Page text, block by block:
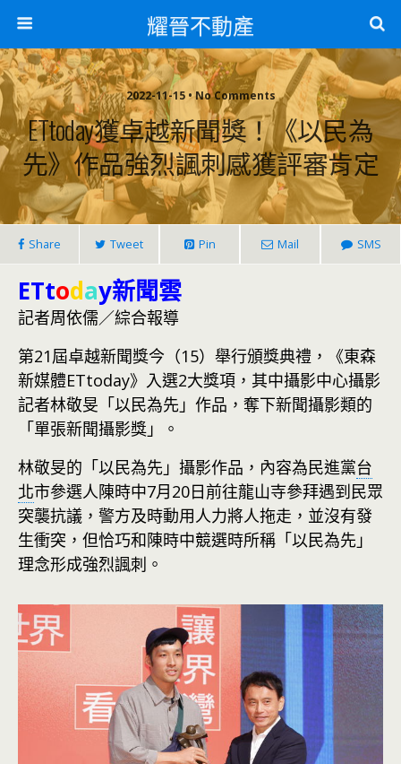
耀晉不動產
2022-11-15 • No Comments
ETtoday獲卓越新聞獎！《以民為
先》作品強烈諷刺感獲評審肯定
Share Tweet Pin Mail SMS
ETtoday新聞雲
記者周依儒／綜合報導
第21屆卓越新聞獎今（15）舉行頒獎典禮，《東森
新媒體ETtoday》入選2大獎項，其中攝影中心攝影
記者林敬旻「以民為先」作品，奪下新聞攝影類的
「單張新聞攝影獎」。
林敬旻的「以民為先」攝影作品，內容為民進黨台
北市參選人陳時中7月20日前往龍山寺參拜遇到民眾
突襲抗議，警方及時動用人力將人拖走，並沒有發
生衝突，但恰巧和陳時中競選時所稱「以民為先」
理念形成強烈諷刺。